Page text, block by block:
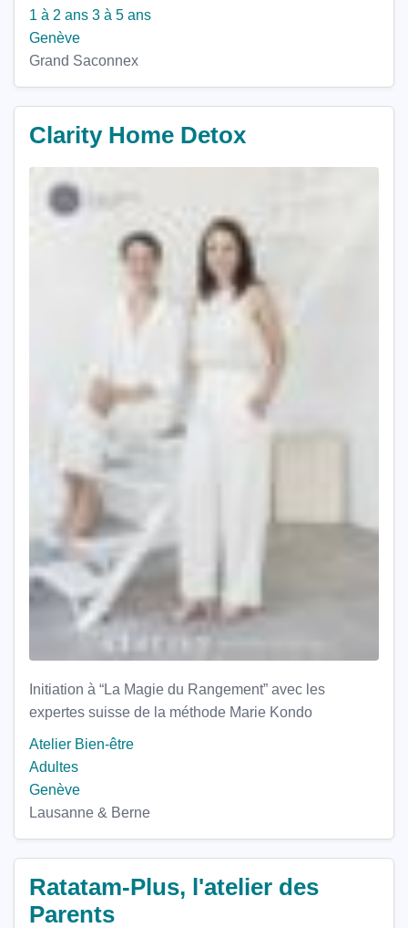
1 à 2 ans 3 à 5 ans
Genève
Grand Saconnex
Clarity Home Detox
Initiation à “La Magie du Rangement” avec les
expertes suisse de la méthode Marie Kondo
Atelier Bien-être
Adultes
Genève
Lausanne & Berne
Ratatam-Plus, l'atelier des
Parents